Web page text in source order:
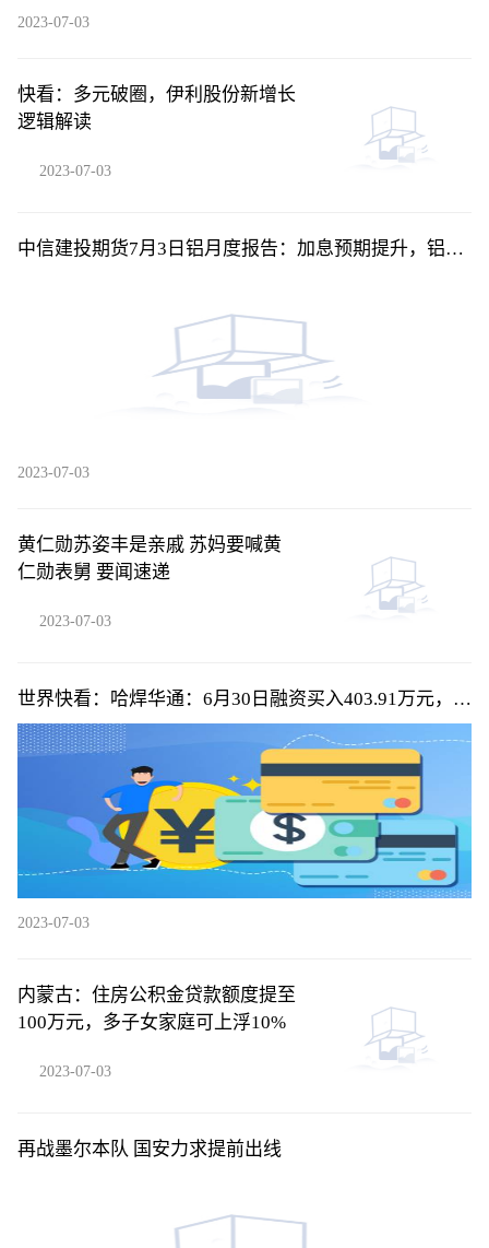
2023-07-03
快看：多元破圈，伊利股份新增长
逻辑解读
2023-07-03
中信建投期货7月3日铝月度报告：加息预期提升，铝价
2023-07-03
黄仁勋苏姿丰是亲戚 苏妈要喊黄
仁勋表舅 要闻速递
2023-07-03
世界快看：哈焊华通：6月30日融资买入403.91万元，融
资融券余额3836万元
2023-07-03
内蒙古：住房公积金贷款额度提至
100万元，多子女家庭可上浮10%
2023-07-03
再战墨尔本队 国安力求提前出线